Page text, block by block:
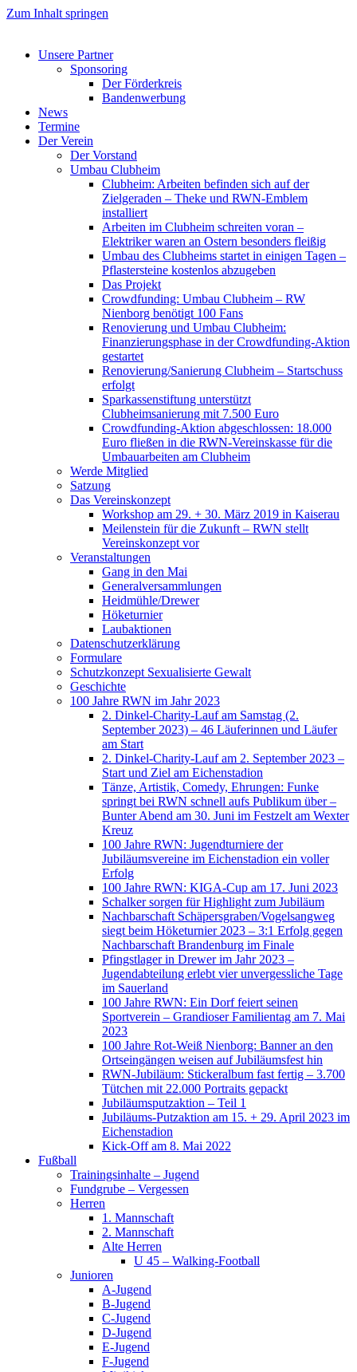
Zum Inhalt springen
Unsere Partner
Sponsoring
Der Förderkreis
Bandenwerbung
News
Termine
Der Verein
Der Vorstand
Umbau Clubheim
Clubheim: Arbeiten befinden sich auf der
Zielgeraden – Theke und RWN-Emblem
installiert
Arbeiten im Clubheim schreiten voran –
Elektriker waren an Ostern besonders fleißig
Umbau des Clubheims startet in einigen Tagen –
Pflastersteine kostenlos abzugeben
Das Projekt
Crowdfunding: Umbau Clubheim – RW
Nienborg benötigt 100 Fans
Renovierung und Umbau Clubheim:
Finanzierungsphase in der Crowdfunding-Aktion
gestartet
Renovierung/Sanierung Clubheim – Startschuss
erfolgt
Sparkassenstiftung unterstützt
Clubheimsanierung mit 7.500 Euro
Crowdfunding-Aktion abgeschlossen: 18.000
Euro fließen in die RWN-Vereinskasse für die
Umbauarbeiten am Clubheim
Werde Mitglied
Satzung
Das Vereinskonzept
Workshop am 29. + 30. März 2019 in Kaiserau
Meilenstein für die Zukunft – RWN stellt
Vereinskonzept vor
Veranstaltungen
Gang in den Mai
Generalversammlungen
Heidmühle/Drewer
Höketurnier
Laubaktionen
Datenschutzerklärung
Formulare
Schutzkonzept Sexualisierte Gewalt
Geschichte
100 Jahre RWN im Jahr 2023
2. Dinkel-Charity-Lauf am Samstag (2.
September 2023) – 46 Läuferinnen und Läufer
am Start
2. Dinkel-Charity-Lauf am 2. September 2023 –
Start und Ziel am Eichenstadion
Tänze, Artistik, Comedy, Ehrungen: Funke
springt bei RWN schnell aufs Publikum über –
Bunter Abend am 30. Juni im Festzelt am Wexter
Kreuz
100 Jahre RWN: Jugendturniere der
Jubiläumsvereine im Eichenstadion ein voller
Erfolg
100 Jahre RWN: KIGA-Cup am 17. Juni 2023
Schalker sorgen für Highlight zum Jubiläum
Nachbarschaft Schäpersgraben/Vogelsangweg
siegt beim Höketurnier 2023 – 3:1 Erfolg gegen
Nachbarschaft Brandenburg im Finale
Pfingstlager in Drewer im Jahr 2023 –
Jugendabteilung erlebt vier unvergessliche Tage
im Sauerland
100 Jahre RWN: Ein Dorf feiert seinen
Sportverein – Grandioser Familientag am 7. Mai
2023
100 Jahre Rot-Weiß Nienborg: Banner an den
Ortseingängen weisen auf Jubiläumsfest hin
RWN-Jubiläum: Stickeralbum fast fertig – 3.700
Tütchen mit 22.000 Portraits gepackt
Jubiläumsputzaktion – Teil 1
Jubiläums-Putzaktion am 15. + 29. April 2023 im
Eichenstadion
Kick-Off am 8. Mai 2022
Fußball
Trainingsinhalte – Jugend
Fundgrube – Vergessen
Herren
1. Mannschaft
2. Mannschaft
Alte Herren
U 45 – Walking-Football
Junioren
A-Jugend
B-Jugend
C-Jugend
D-Jugend
E-Jugend
F-Jugend